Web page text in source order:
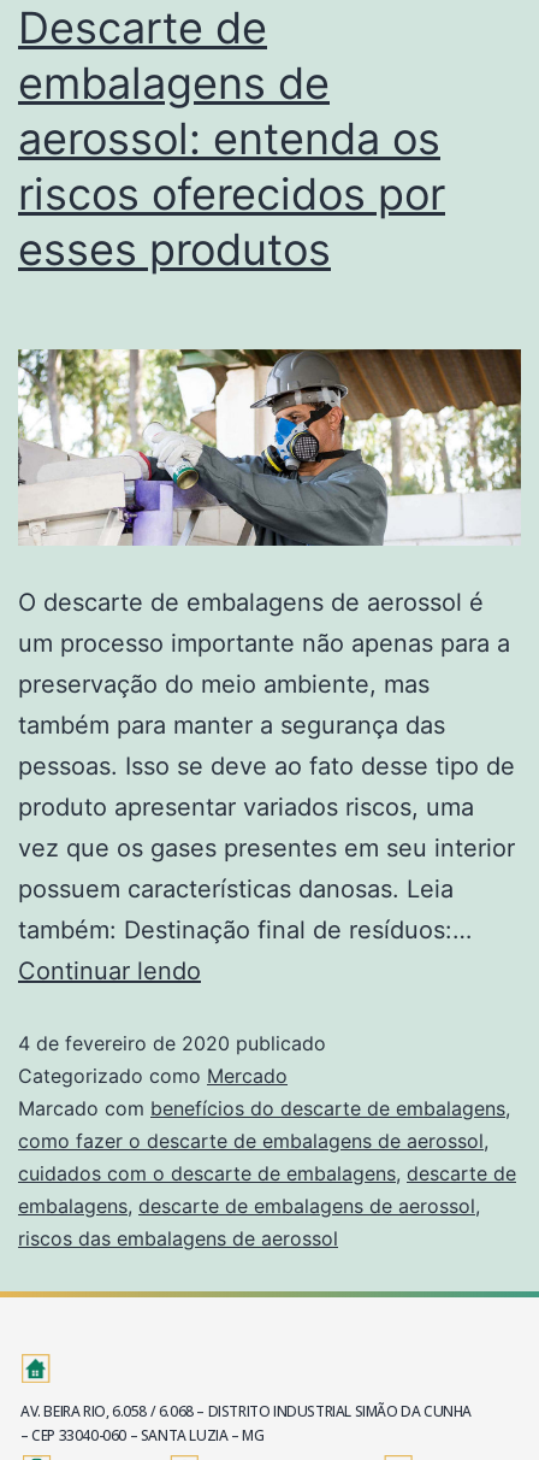
Descarte de
embalagens de
aerossol: entenda os
riscos oferecidos por
esses produtos
O descarte de embalagens de aerossol é
um processo importante não apenas para a
preservação do meio ambiente, mas
também para manter a segurança das
pessoas. Isso se deve ao fato desse tipo de
produto apresentar variados riscos, uma
vez que os gases presentes em seu interior
possuem características danosas. Leia
também: Destinação final de resíduos:…
Continuar lendo
4 de fevereiro de 2020 publicado
Categorizado como Mercado
Marcado com benefícios do descarte de embalagens,
como fazer o descarte de embalagens de aerossol,
cuidados com o descarte de embalagens, descarte de
embalagens, descarte de embalagens de aerossol,
riscos das embalagens de aerossol
AV. BEIRA RIO, 6.058 / 6.068 – DISTRITO INDUSTRIAL SIMÃO DA CUNHA
– CEP 33040-060 – SANTA LUZIA – MG